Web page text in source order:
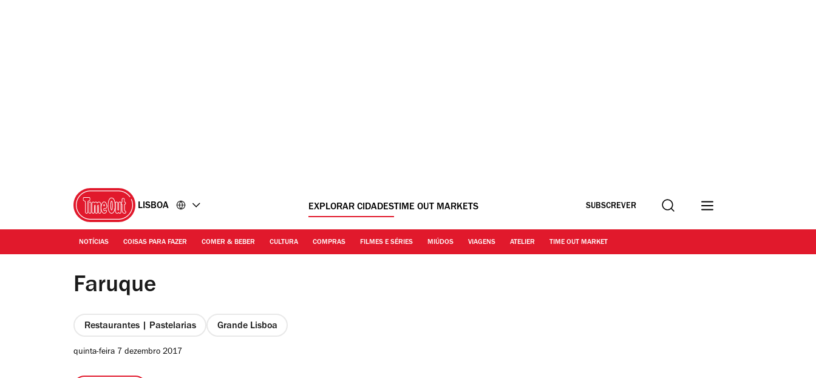
LISBOA EXPLORAR CIDADESTIME OUT MARKETS SUBSCREVER Procurar
NOTÍCIAS COISAS PARA FAZER COMER & BEBER CULTURA COMPRAS FILMES E SÉRIES MIÚDOS VIAGENS ATELIER TIME OUT MARKET
Faruque
Restaurantes | Pastelarias Grande Lisboa
quinta-feira 7 dezembro 2017